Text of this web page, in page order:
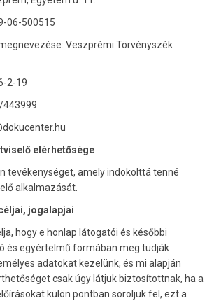
06-500515
Veszprémi Törvényszék
2-19
443999
elérhetősége
tevékenységet, amely indokolttá tenné
alkalmazását.
jogalapjai
hogy e honlap látogatói és későbbi
és egyértelmű formában meg tudják
adatokat kezelünk, és mi alapján
csak úgy látjuk biztosítottnak, ha a
külön pontban soroljuk fel, ezt a